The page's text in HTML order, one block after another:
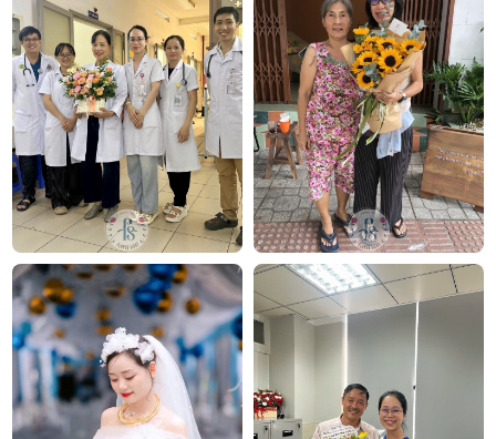
FlowerSight là shop hoachuyên cung cấphoa tươi
HCMvà toàn quốc với dịch vụ giao nhanh, đúng
hẹn. Mỗi sản phẩm là một tác phẩm nghệ thuật
được thiết kế bởi đội ngũ chuyên nghiệp, trong đó có
nhà thiết kế Thanh Thủy Florist.
Chúng tôi mang đến đa dạng mẫu hoa:hoa sinh
nhật, hoa khai trương hoa cưới đẹp, đặc biệt là các
mẫubó hoa cướiđược chăm chút kỹ lưỡng.
Văn Phòng: 235A Hoàng Hoa Thám, P.5, Quận Phú
Nhuận, TP.HCM
Địa chỉ: 120B Huỳnh Văn Bánh, P.11, Quận Phú Nhuận,
TP.HCM
Hotline: 093 407 2575
E-mail:info@flowersight.com